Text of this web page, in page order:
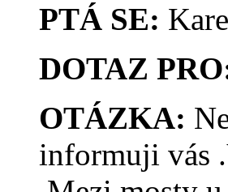
PTÁ SE:
DOTAZ
OTÁZKA:
informuji vás